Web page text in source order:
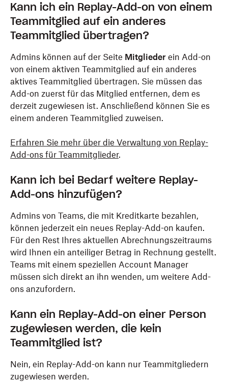
Kann ich ein Replay-Add-on von einem
Teammitglied auf ein anderes
Teammitglied übertragen?
Admins können auf der Seite Mitglieder ein Add-on
von einem aktiven Teammitglied auf ein anderes
aktives Teammitglied übertragen. Sie müssen das
Add-on zuerst für das Mitglied entfernen, dem es
derzeit zugewiesen ist. Anschließend können Sie es
einem anderen Teammitglied zuweisen.
Erfahren Sie mehr über die Verwaltung von Replay-
Add-ons für Teammitglieder.
Kann ich bei Bedarf weitere Replay-
Add-ons hinzufügen?
Admins von Teams, die mit Kreditkarte bezahlen,
können jederzeit ein neues Replay-Add-on kaufen.
Für den Rest Ihres aktuellen Abrechnungszeitraums
wird Ihnen ein anteiliger Betrag in Rechnung gestellt.
Teams mit einem speziellen Account Manager
müssen sich direkt an ihn wenden, um weitere Add-
ons anzufordern.
Kann ein Replay-Add-on einer Person
zugewiesen werden, die kein
Teammitglied ist?
Nein, ein Replay-Add-on kann nur Teammitgliedern
zugewiesen werden.